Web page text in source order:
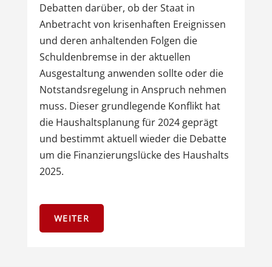
Debatten darüber, ob der Staat in
Anbetracht von krisenhaften Ereignissen
und deren anhaltenden Folgen die
Schuldenbremse in der aktuellen
Ausgestaltung anwenden sollte oder die
Notstandsregelung in Anspruch nehmen
muss. Dieser grundlegende Konflikt hat
die Haushaltsplanung für 2024 geprägt
und bestimmt aktuell wieder die Debatte
um die Finanzierungslücke des Haushalts
2025.
WEITER